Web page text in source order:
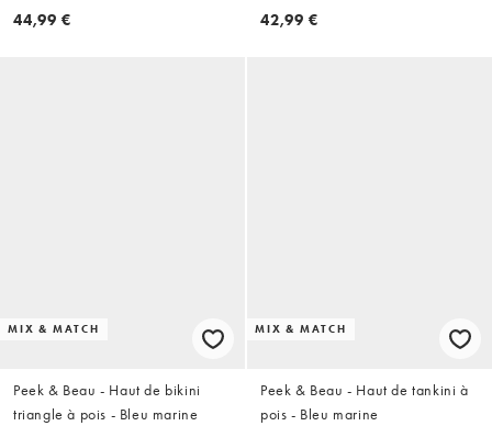
Maillot 1 pièce sculptant à
44,99 €
Maillot 1 pièce rayé à armatures
42,99 €
MIX & MATCH
Peek & Beau - Haut de bikini
triangle à pois - Bleu marine
MIX & MATCH
Peek & Beau - Haut de tankini à
pois - Bleu marine